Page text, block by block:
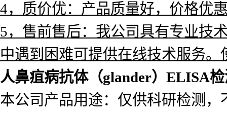
4，质价优：产品质量好，价格优
5，售前售后：我公司具有专业技
中遇到困难可提供在线技术服务
人鼻疽病抗体（glander）ELISA
本公司产品用途：仅供科研检测